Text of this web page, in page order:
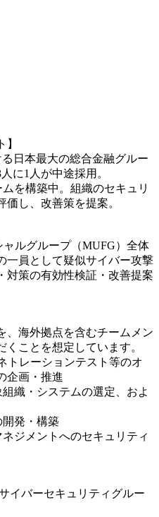
日本最大の総合金融グルー
に1人が中途採用。
を構築中。組織のセキュリ
し、改善策を提案。
ルグループ（MUFG）全体
一員として疑似サイバー攻撃
対策の有効性検証・改善提案
、海外拠点を含むチームメン
ことを想定しています。
トレーションテスト等のオ
企画・推進
織・システムの選定、およ
発・構築
ジメントへのセキュリティ
イバーセキュリティグルー